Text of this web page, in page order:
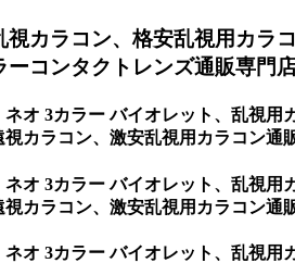
視カラコン、格安乱視用カラ
ーコンタクトレンズ通販専門
ネオ 3カラー バイオレット、乱視
カラコン、激安乱視用カラコン通
ネオ 3カラー バイオレット、乱視
カラコン、激安乱視用カラコン通
ネオ 3カラー バイオレット、乱視